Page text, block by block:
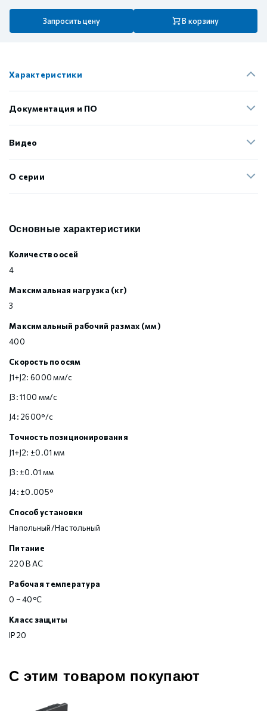
Запросить цену В корзину
Характеристики
Документация и ПО
Видео
О серии
Основные характеристики
Количество осей
4
Максимальная нагрузка (кг)
3
Максимальный рабочий размах (мм)
400
Скорость по осям
J1+J2: 6000 мм/с
J3: 1100 мм/с
J4: 2600°/с
Точность позиционирования
J1+J2: ±0.01 мм
J3: ±0.01 мм
J4: ±0.005°
Способ установки
Напольный/Настольный
Питание
220 В AC
Рабочая температура
0 – 40°С
Класс защиты
IP20
С этим товаром покупают